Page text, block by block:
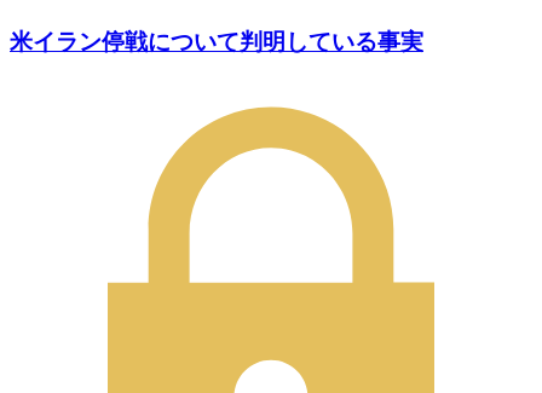
米イラン停戦について判明している事実